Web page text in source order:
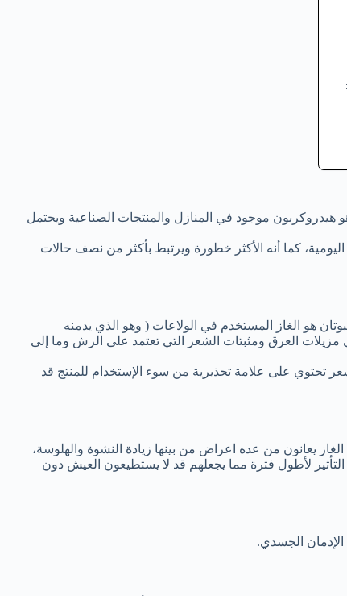
هو هيدروكربون موجود في المنازل والمنتجات الصناعية ويحتمل
كما أنه الأكثر خطورة ويرتبط بأكثر من نصف حالات
هو الغاز المستخدم في الولاعات ( وهو الذي يدمنه
العرق ومثبتات الشعر التي تعتمد على الرش وما إلى
تحتوي على علامة تحذيرية من سوء الإستخدام للمنتج قد
يعانون من عده اعراض من بينها زيادة النشوة والهلوسة،
لأطول فترة مما يجعلهم قد لا يستطيعون العيش دون
الجسدي.